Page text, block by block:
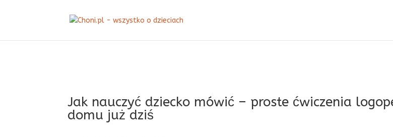
Jak nauczyć dziecko mówić – proste ćwiczenia
domu już dziś